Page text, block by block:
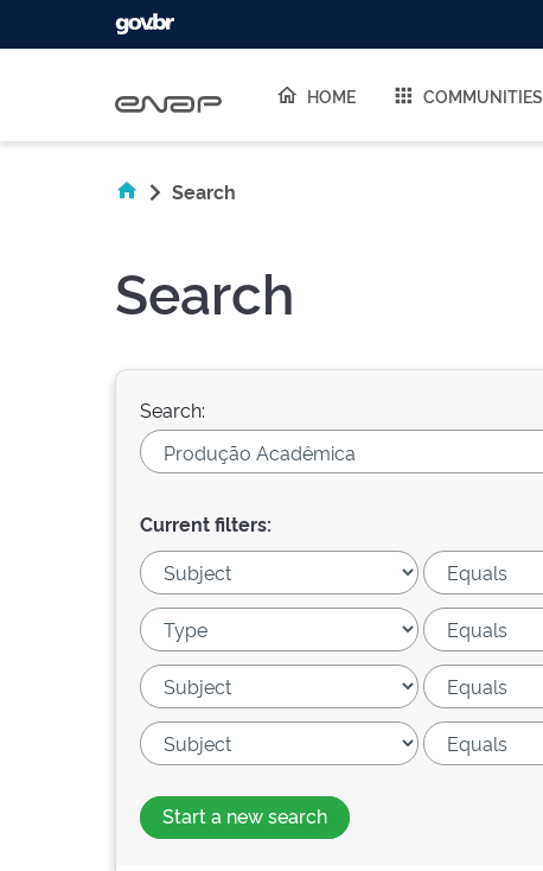
HOME COMMUNITIES
Search
Search
Search:
Current filters:
Start a new search